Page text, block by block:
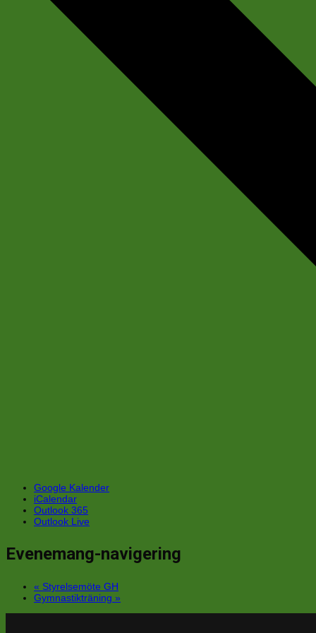
Google Kalender
iCalendar
Outlook 365
Outlook Live
Evenemang-navigering
« Styrelsemöte GH
Gymnastikträning »